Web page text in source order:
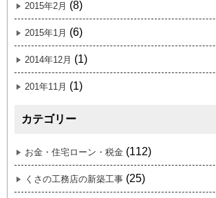
2015年2月 (8)
2015年1月 (6)
2014年12月 (1)
201年11月 (1)
カテゴリー
お金・住宅ローン・税金 (112)
くさの工務店の新築工事 (25)